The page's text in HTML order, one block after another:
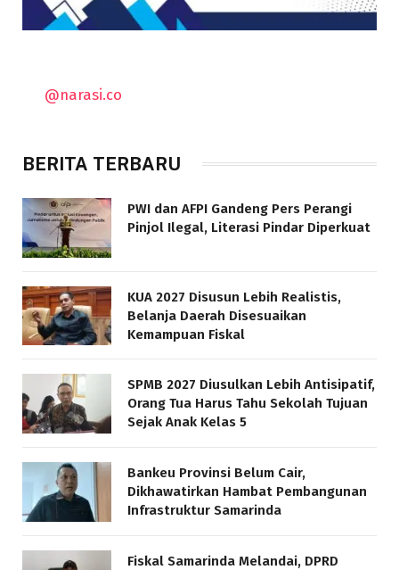
@narasi.co
BERITA TERBARU
PWI dan AFPI Gandeng Pers Perangi
Pinjol Ilegal, Literasi Pindar Diperkuat
KUA 2027 Disusun Lebih Realistis,
Belanja Daerah Disesuaikan
Kemampuan Fiskal
SPMB 2027 Diusulkan Lebih Antisipatif,
Orang Tua Harus Tahu Sekolah Tujuan
Sejak Anak Kelas 5
Bankeu Provinsi Belum Cair,
Dikhawatirkan Hambat Pembangunan
Infrastruktur Samarinda
Fiskal Samarinda Melandai, DPRD